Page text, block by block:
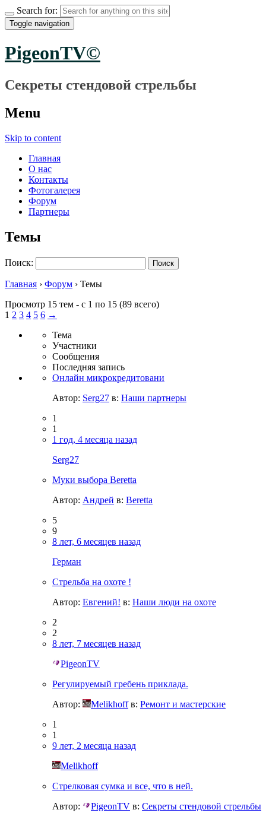
Search for:
Toggle navigation
PigeonTV©
Секреты стендовой стрельбы
Menu
Skip to content
Главная
О нас
Контакты
Фотогалерея
Форум
Партнеры
Темы
Поиск:
Главная › Форум › Темы
Просмотр 15 тем - с 1 по 15 (89 всего)
1 2 3 4 5 6 →
Тема
Участники
Сообщения
Последняя запись
Онлайн микрокредитовани
Автор: Serg27 в: Наши партнеры
1
1
1 год, 4 месяца назад
Serg27
Муки выбора Beretta
Автор: Андрей в: Beretta
5
9
8 лет, 6 месяцев назад
Герман
Стрельба на охоте !
Автор: Евгений! в: Наши люди на охоте
2
2
8 лет, 7 месяцев назад
PigeonTV
Регулируемый гребень приклада.
Автор:
Melikhoff в: Ремонт и мастерские
1
1
9 лет, 2 месяца назад
Melikhoff
Стрелковая сумка и все, что в ней.
Автор:
PigeonTV в: Секреты стендовой стрельбы